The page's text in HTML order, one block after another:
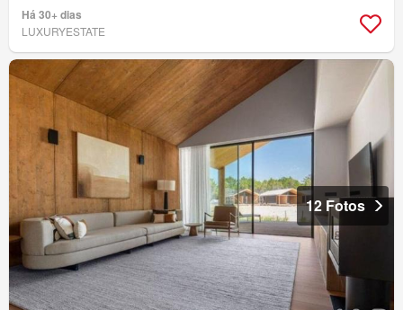
Há 30+ dias
LUXURYESTATE
12 Fotos